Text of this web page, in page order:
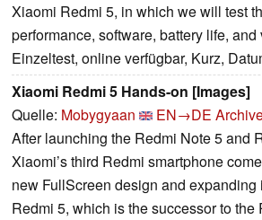
Xiaomi Redmi 5, in which we will test
performance, software, battery life, and
Einzeltest, online verfügbar, Kurz,
Xiaomi Redmi 5 Hands-on [Images]
Quelle: Mobygyaan EN→DE
After launching the Redmi Note 5 and
Xiaomi’s third Redmi smartphone
new FullScreen design and expanding
Redmi 5, which is the successor to